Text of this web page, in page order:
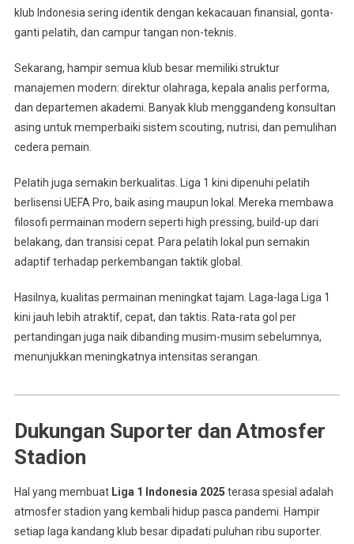
klub Indonesia sering identik dengan kekacauan finansial, gonta-
ganti pelatih, dan campur tangan non-teknis.
Sekarang, hampir semua klub besar memiliki struktur
manajemen modern: direktur olahraga, kepala analis performa,
dan departemen akademi. Banyak klub menggandeng konsultan
asing untuk memperbaiki sistem scouting, nutrisi, dan pemulihan
cedera pemain.
Pelatih juga semakin berkualitas. Liga 1 kini dipenuhi pelatih
berlisensi UEFA Pro, baik asing maupun lokal. Mereka membawa
filosofi permainan modern seperti high pressing, build-up dari
belakang, dan transisi cepat. Para pelatih lokal pun semakin
adaptif terhadap perkembangan taktik global.
Hasilnya, kualitas permainan meningkat tajam. Laga-laga Liga 1
kini jauh lebih atraktif, cepat, dan taktis. Rata-rata gol per
pertandingan juga naik dibanding musim-musim sebelumnya,
menunjukkan meningkatnya intensitas serangan.
Dukungan Suporter dan Atmosfer
Stadion
Hal yang membuat Liga 1 Indonesia 2025 terasa spesial adalah
atmosfer stadion yang kembali hidup pasca pandemi. Hampir
setiap laga kandang klub besar dipadati puluhan ribu suporter.